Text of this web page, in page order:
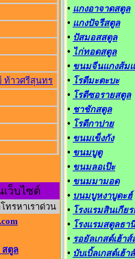
ท้าวศรีสุนทร
ว็บไซต์
ทรหาเราด่วน
สตูล
• แกงอาจาดสตูล
• แกงปัจรีสตูล
• ปัสมอสสตูล
• ไก่ทอดสตูล
• ขนมจีนแกงส้ม
• โรตีมะตะบะ
• โรตีซอรายสตูล
• ชาชักสตูล
• โรตีกาปาย
• ขนมเข็งกัง
• ขนมบูตู
• ขนมลอเป๊ะ
• ขนมมามอด
• บนมบูหงาบูดะฮ์
• โรงแรมสินเกีย
• โรงแรมสตูลธานี
• รอยัลเกสต์เฮ้าส์
• บับเบิ้ลเกสต์เฮ้าส์